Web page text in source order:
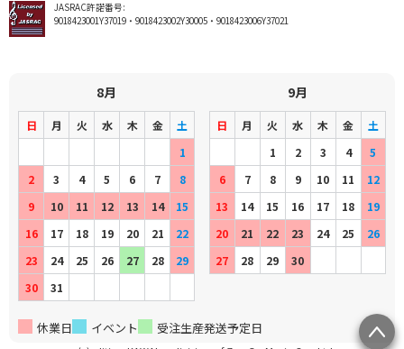
JASRAC許諾番号:
9018423001Y37019・9018423002Y30005・9018423006Y37021
8月
日 月 火 水 木 金
土
1
2
3 4 5 6 7
8
9
10 11 12 13 14
15
16
17 18 19 20 21
22
23
24 25 26 27 28
29
30
31
9月
日 月 火 水 木 金
土
1
2 3 4
5
6
7 8 9 10 11
12
13
14 15 16 17 18
19
20
21 22 23 24 25
26
27
28 29 30
休業日 イベント 受注生産発送予定日